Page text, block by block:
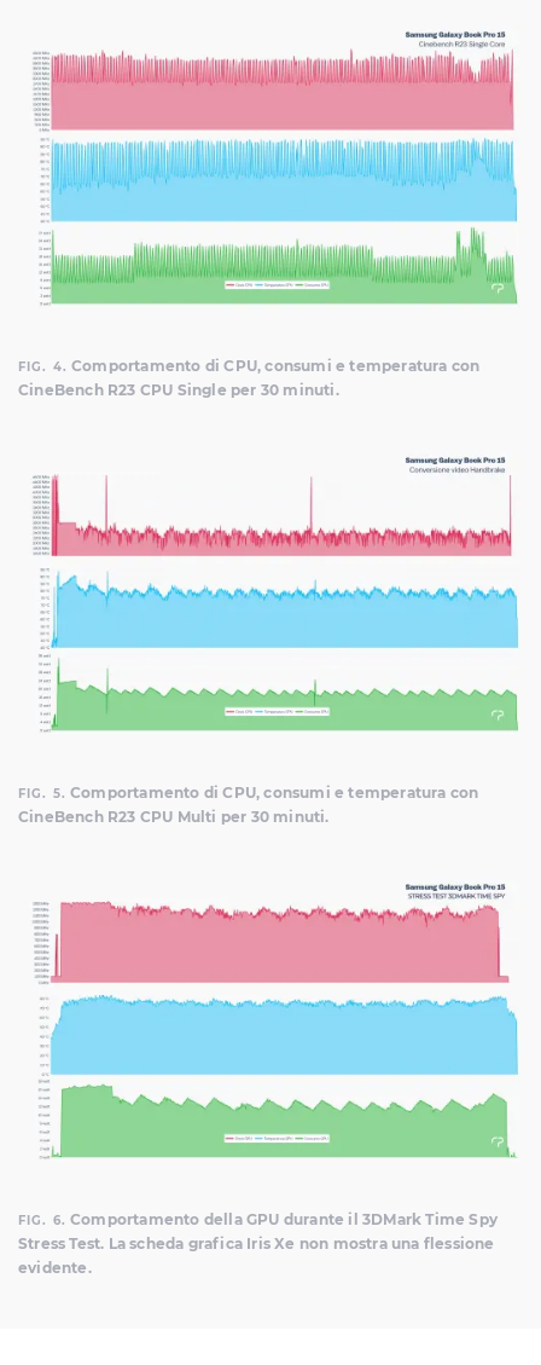
FIG. 4. Comportamento di CPU, consumi e temperatura con
CineBench R23 CPU Single per 30 minuti.
FIG. 5. Comportamento di CPU, consumi e temperatura con
CineBench R23 CPU Multi per 30 minuti.
FIG. 6. Comportamento della GPU durante il 3DMark Time Spy
Stress Test. La scheda grafica Iris Xe non mostra una flessione
evidente.